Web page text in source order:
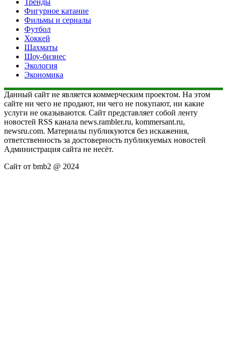
Фигурное катание
Фильмы и сериалы
Футбол
Хоккей
Шахматы
Шоу-бизнес
Экология
Экономика
Данный сайт не является коммерческим проектом. На этом
сайте ни чего не продают, ни чего не покупают, ни какие
услуги не оказываются. Сайт представляет собой ленту
новостей RSS канала news.rambler.ru, kommersant.ru,
newsru.com. Материалы публикуются без искажения,
ответственность за достоверность публикуемых новостей
Администрация сайта не несёт.
Сайт от bmb2 @ 2024